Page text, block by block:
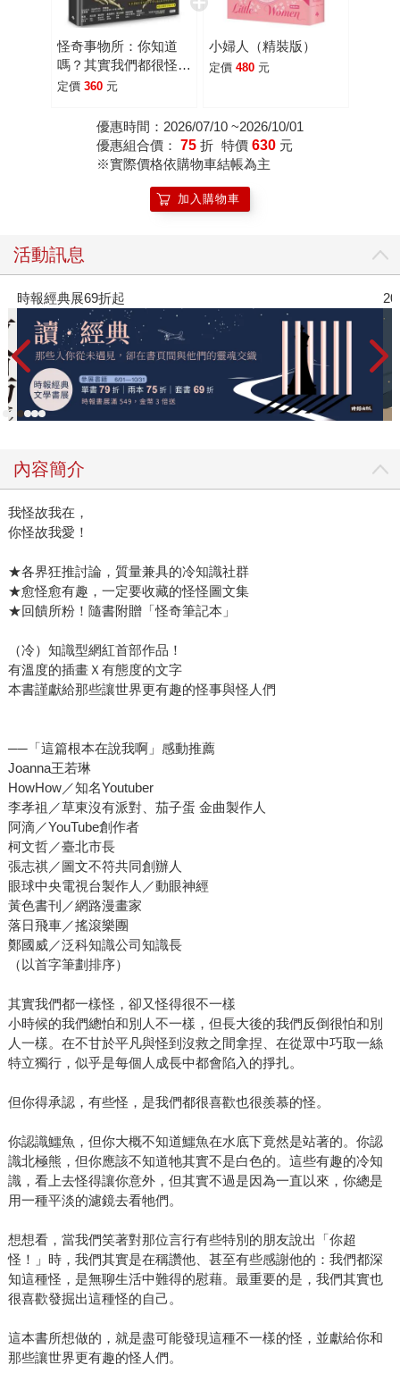
料、設備業及藥品業者造成衝擊，並波及民生物價。 不傷害
隻食用，請保護國產豬隻，給豬隻與豬農一個可以生存的環
境。財政部關務署台北關表示，旅客若不清楚攜帶物品是否
題結束，來個怪奇事物所小知識吧！文章擷取自怪奇事物所
一書大家知道嗎？其實你知道嗎？其實你很有可能比豬還胖!!!
愛說別人胖的跟豬一樣的人類，你們，真的有想過豬的感受
嗎？ 一般來說，人類女性的體脂大於30%、男性大於25%，
就會被認為是肥胖。但國外的研究指出，儘管品種、性別、
但豬的體脂肪率，平均而言會落在18%-低於人類的肥胖標
動雲的程度了。 所以豬真的未必有你們想像的胖，說不定牠
們私底下還會罵太胖的豬說：『欸你怎麼胖得跟人一樣阿!?』
怪奇事物所：你知道
嗎？其實我們都很怪！
(隨書附贈怪奇筆記本)
定價 360 元
小婦人（精裝版）
定價 480 元
優惠時間：2026/07/10 ~2026/10/01
優惠組合價： 75 折 特價 630 元
※實際價格依購物車結帳為主
加入購物車
活動訊息
2026年8月金石堂強力推薦
內容簡介
我怪故我在，
你怪故我愛！
★各界狂推討論，質量兼具的冷知識社群
★愈怪愈有趣，一定要收藏的怪怪圖文集
★回饋所粉！隨書附贈「怪奇筆記本」
（冷）知識型網紅首部作品！
有溫度的插畫Ｘ有態度的文字
本書謹獻給那些讓世界更有趣的怪事與怪人們
──「這篇根本在說我啊」感動推薦
Joanna王若琳
HowHow／知名Youtuber
李孝祖／草東沒有派對、茄子蛋 金曲製作人
阿滴／YouTube創作者
柯文哲／臺北市長
張志祺／圖文不符共同創辦人
眼球中央電視台製作人／動眼神經
黃色書刊／網路漫畫家
落日飛車／搖滾樂團
鄭國威／泛科知識公司知識長
（以首字筆劃排序）
其實我們都一樣怪，卻又怪得很不一樣
小時候的我們總怕和別人不一樣，但長大後的我們反倒很怕和別
人一樣。在不甘於平凡與怪到沒救之間拿捏、在從眾中巧取一絲
特立獨行，似乎是每個人成長中都會陷入的掙扎。
但你得承認，有些怪，是我們都很喜歡也很羨慕的怪。
你認識鱷魚，但你大概不知道鱷魚在水底下竟然是站著的。你認
識北極熊，但你應該不知道牠其實不是白色的。這些有趣的冷知
識，看上去怪得讓你意外，但其實不過是因為一直以來，你總是
用一種平淡的濾鏡去看牠們。
想想看，當我們笑著對那位言行有些特別的朋友說出「你超
怪！」時，我們其實是在稱讚他、甚至有些感謝他的：我們都深
知這種怪，是無聊生活中難得的慰藉。最重要的是，我們其實也
很喜歡發掘出這種怪的自己。
這本書所想做的，就是盡可能發現這種不一樣的怪，並獻給你和
那些讓世界更有趣的怪人們。